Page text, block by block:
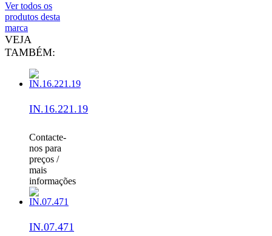
Ver todos os
produtos desta
marca
VEJA
TAMBÉM:
IN.16.221.19
Contacte-
nos para
preços /
mais
informações
IN.07.471